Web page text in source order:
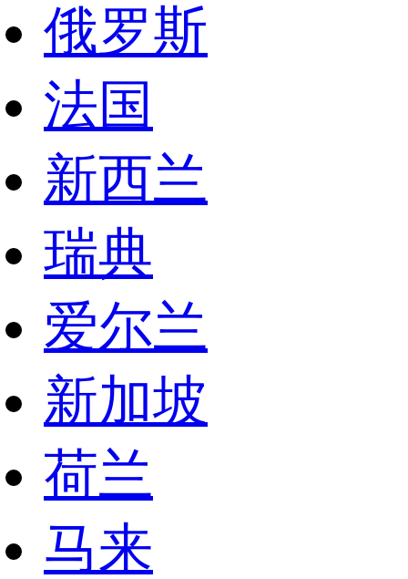
俄罗斯
法国
新西兰
瑞典
爱尔兰
新加坡
荷兰
马来